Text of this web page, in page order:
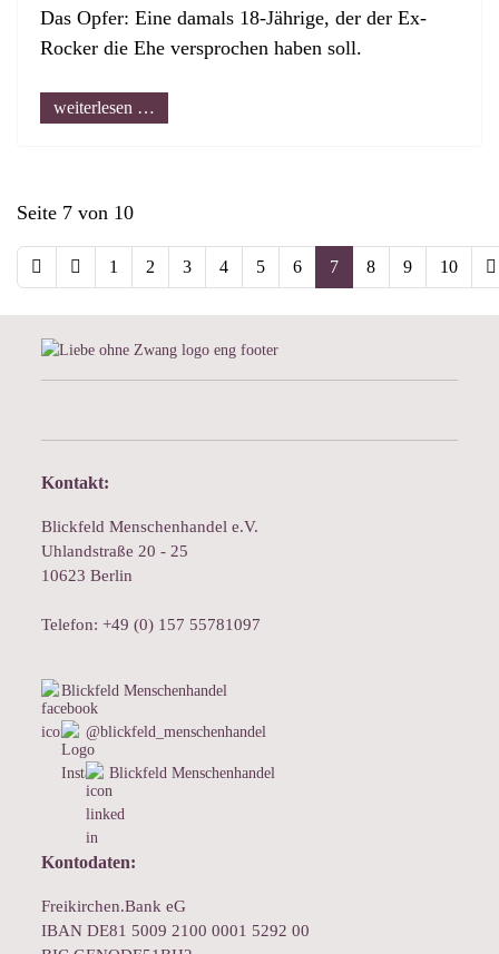
Das Opfer: Eine damals 18-Jährige, der der Ex-
Rocker die Ehe versprochen haben soll.
weiterlesen …
Seite 7 von 10
1 2 3 4 5 6 7 8 9 10
Kontakt:
Blickfeld Menschenhandel e.V.
Uhlandstraße 20 - 25
10623 Berlin
Telefon: +49 (0) 157 55781097
Blickfeld Menschenhandel
@blickfeld_menschenhandel
Blickfeld Menschenhandel
Kontodaten:
Freikirchen.Bank eG
IBAN DE81 5009 2100 0001 5292 00